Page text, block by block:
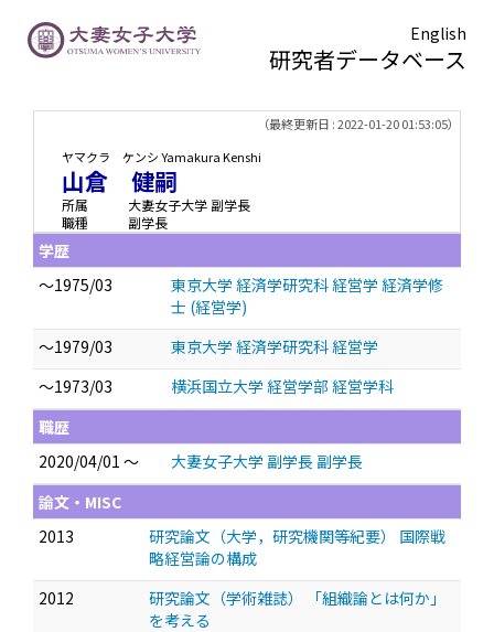
English
研究者データベース
（最終更新日 : 2022-01-20 01:53:05）
ヤマクラ ケンシ Yamakura Kenshi
山倉 健嗣
所属
大妻女子大学 副学長
職種
副学長
学歴
～1975/03
東京大学 経済学研究科 経営学 経済学修
士 (経営学)
～1979/03
東京大学 経済学研究科 経営学
～1973/03
横浜国立大学 経営学部 経営学科
職歴
2020/04/01 ～
大妻女子大学 副学長 副学長
論文・MISC
2013
研究論文（大学，研究機関等紀要） 国際戦
略経営論の構成
2012
研究論文（学術雑誌） 「組織論とは何か」
を考える